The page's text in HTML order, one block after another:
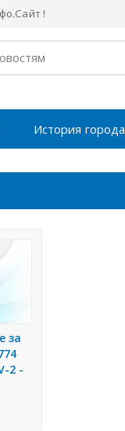
!
История города
за
2 -